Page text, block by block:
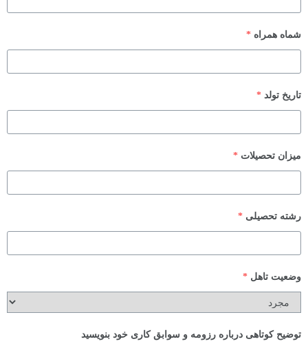
شماه همراه *
تاریخ تولد *
میزان تحصیلات *
رشته تحصیلی *
وضعیت تاهل *
توضیح کوتاهی درباره رزومه و سوابق کاری خود بنویسید